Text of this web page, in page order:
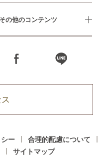
その他のコンテンツ
ー
合理的配慮について
サイトマップ